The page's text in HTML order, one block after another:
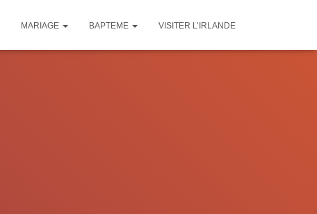
MARIAGE BAPTEME VISITER L’IRLANDE